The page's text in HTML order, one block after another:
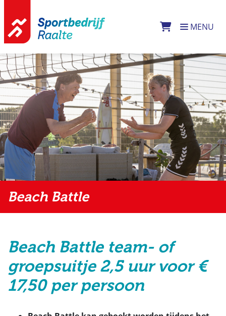
MENU
Beach Battle
Beach Battle team- of
groepsuitje 2,5 uur voor €
17,50 per persoon